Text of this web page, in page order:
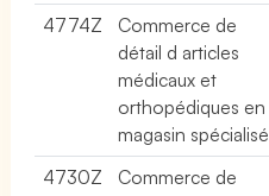
4774Z
Commerce de
détail d articles
médicaux et
orthopédiques en
magasin spécialisé
4730Z
Commerce de